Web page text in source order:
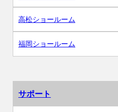
高松ショールーム
福岡ショールーム
サポート